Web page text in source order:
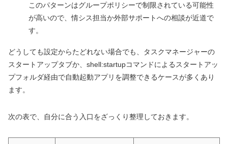
このパターンはグループポリシーで制限されている可能性
が高いので、情シス担当か外部サポートへの相談が近道で
す。
どうしても設定からたどれない場合でも、タスクマネージャーの
スタートアップタブか、shell:startupコマンドによるスタートアッ
プフォルダ経由で自動起動アプリを調整できるケースが多くあり
ます。
次の表で、自分に合う入口をざっくり整理しておきます。